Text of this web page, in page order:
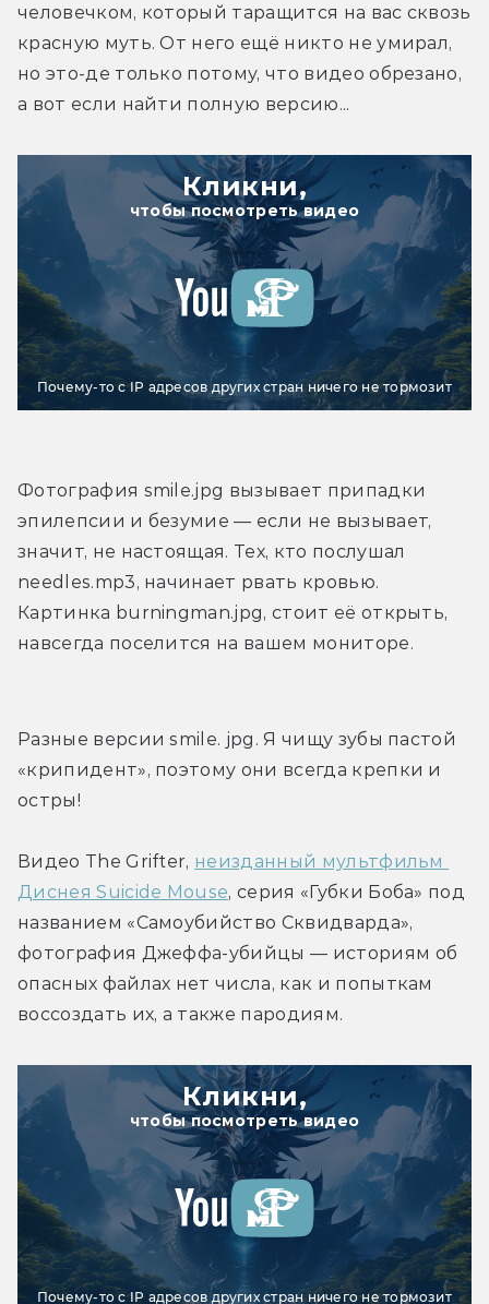
человечком, который таращится на вас сквозь
красную муть. От него ещё никто не умирал,
но это-де только потому, что видео обрезано,
а вот если найти полную версию...
Кликни,
чтобы посмотреть видео
Почему-то с IP адресов других стран ничего не тормозит
Фотография smile.jpg вызывает припадки
эпилепсии и безумие — если не вызывает,
значит, не настоящая. Тех, кто послушал
needles.mp3, начинает рвать кровью.
Картинка burningman.jpg, стоит её открыть,
навсегда поселится на вашем мониторе.
Разные версии smile. jpg. Я чищу зубы пастой
«крипидент», поэтому они всегда крепки и
остры!
Видео The Grifter, неизданный мультфильм
Диснея Suicide Mouse, серия «Губки Боба» под
названием «Самоубийство Сквидварда»,
фотография Джеффа-убийцы — историям об
опасных файлах нет числа, как и попыткам
воссоздать их, а также пародиям.
Кликни,
чтобы посмотреть видео
Почему-то с IP адресов других стран ничего не тормозит